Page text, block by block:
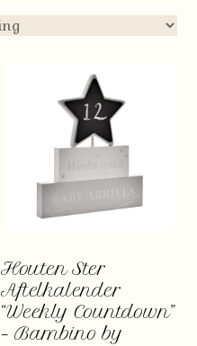
Houten Ster
Aftelkalender
“Weekly Countdown”
– Bambino by